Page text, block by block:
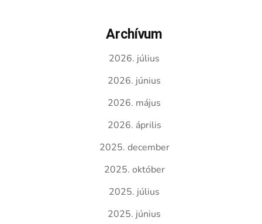
Archívum
2026. július
2026. június
2026. május
2026. április
2025. december
2025. október
2025. július
2025. június